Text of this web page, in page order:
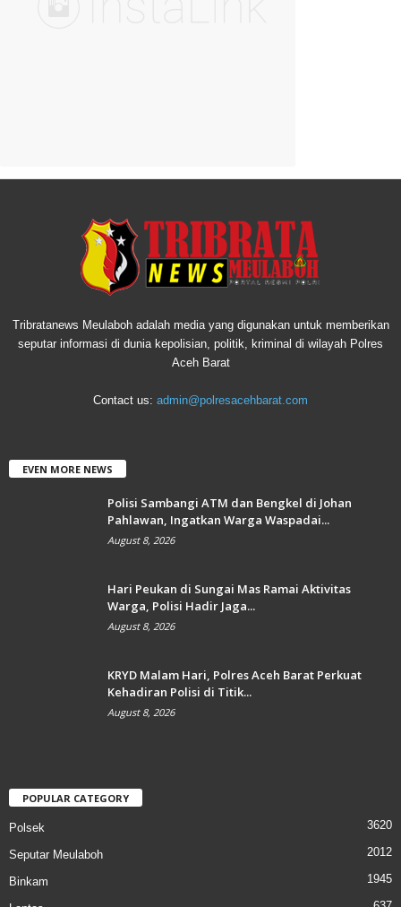
Tribratanews Meulaboh adalah media yang digunakan untuk memberikan
seputar informasi di dunia kepolisian, politik, kriminal di wilayah Polres
Aceh Barat
Contact us: admin@polresacehbarat.com
EVEN MORE NEWS
Polisi Sambangi ATM dan Bengkel di Johan
Pahlawan, Ingatkan Warga Waspadai...
August 8, 2026
Hari Peukan di Sungai Mas Ramai Aktivitas
Warga, Polisi Hadir Jaga...
August 8, 2026
KRYD Malam Hari, Polres Aceh Barat Perkuat
Kehadiran Polisi di Titik...
August 8, 2026
POPULAR CATEGORY
Polsek 3620
Seputar Meulaboh 2012
Binkam 1945